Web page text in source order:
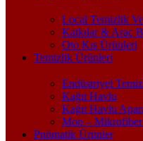
Local Temizlik
Katkılar & Araç
Oto Kış Ürünleri
Temizlik Ürünleri
Endüstriyel
Kağıt Havlu
Kağıt Havlu
Mop –
Pnömatik Ürünler